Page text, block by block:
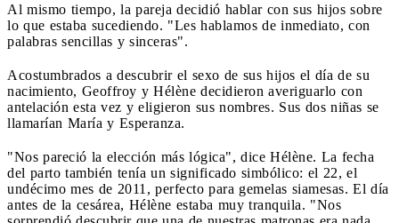
Al mismo tiempo, la pareja decidió hablar con sus hijos sobre
lo que estaba sucediendo. "Les hablamos de inmediato, con
palabras sencillas y sinceras".
Acostumbrados a descubrir el sexo de sus hijos el día de su
nacimiento, Geoffroy y Hélène decidieron averiguarlo con
antelación esta vez y eligieron sus nombres. Sus dos niñas se
llamarían María y Esperanza.
"Nos pareció la elección más lógica", dice Hélène. La fecha
del parto también tenía un significado simbólico: el 22, el
undécimo mes de 2011, perfecto para gemelas siamesas. El día
antes de la cesárea, Hélène estaba muy tranquila. "Nos